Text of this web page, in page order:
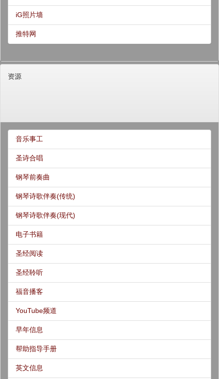
iG照片墙
推特网
资源
音乐事工
圣诗合唱
钢琴前奏曲
钢琴诗歌伴奏(传统)
钢琴诗歌伴奏(现代)
电子书籍
圣经阅读
圣经聆听
福音播客
YouTube频道
早年信息
帮助指导手册
英文信息